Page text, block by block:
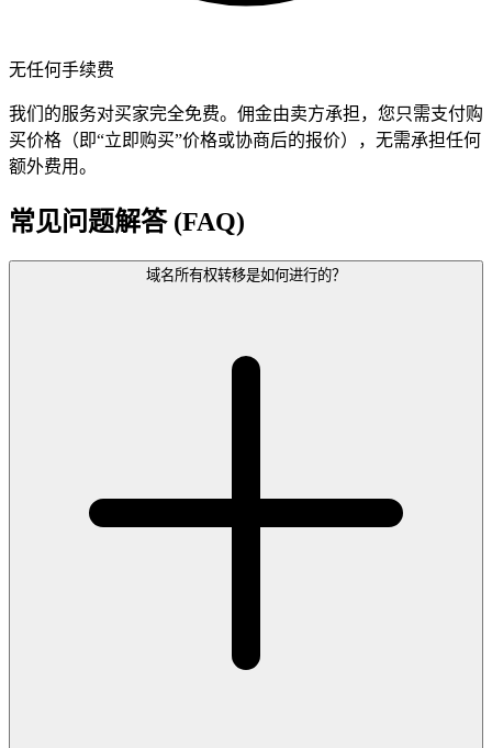
无任何手续费
我们的服务对买家完全免费。佣金由卖方承担，您只需支付购
买价格（即“立即购买”价格或协商后的报价），无需承担任何
额外费用。
常见问题解答 (FAQ)
域名所有权转移是如何进行的？